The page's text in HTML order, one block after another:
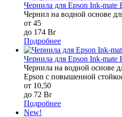
Чернила для Epson Ink-mate
Чернил на водной основе
от 45
до 174 Br
Подробнее
Чернила для Epson Ink-
Чернила на водной основе
Epson c повышенной
от 10,50
до 72 Br
Подробнее
New!